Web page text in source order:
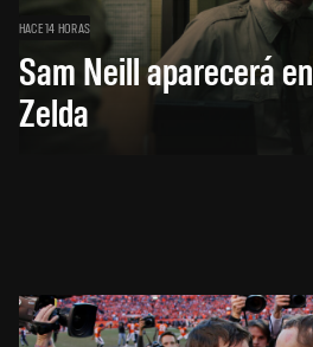
HACE 14 HORAS
Sam Neill aparecerá
Zelda